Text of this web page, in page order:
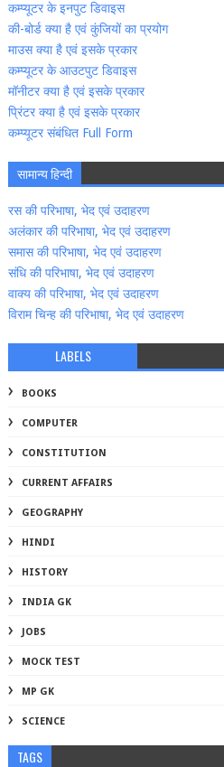
कम्‍प्‍यूटर के इनपुट डिवाइस
की-बोर्ड क्‍या है एवं कुंजियों का प्रयोग
माउस क्‍या है एवं इसके प्रकार
कम्‍प्‍यूटर के आउटपुट डिवाइस
मॉनीटर क्‍या है एवं इसके प्रकार
प्रिंटर क्‍या है एवं इसके प्रकार
कम्‍प्‍यूटर संबंधित Full Form
सामान्‍य हिन्‍दी
रस की परिभाषा, भेद एवं उदाहरण
अलंकार की परिभाषा, भेद एवं उदाहरण
समास की परिभाषा, भेद एवं उदाहरण
संधि की परिभाषा, भेद एवं उदाहरण
वाक्‍य की परिभाषा, भेद एवं उदाहरण
विराम चिन्‍ह की परिभाषा, भेद एवं उदाहरण
LABELS
BOOKS
COMPUTER
CONSTITUTION
CURRENT AFFAIRS
GEOGRAPHY
HINDI
HISTORY
INDIA GK
JOBS
MOCK TEST
MP GK
SCIENCE
TAGS